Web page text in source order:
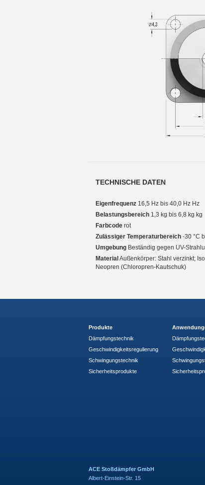
TECHNISCHE DATEN
Eigenfrequenz 16,5 Hz bis 40,0 Hz Hz
Belastungsbereich 1,3 kg bis 6,8 kg kg
Farbcode rot
Zulässiger Temperaturbereich -30 °C
Umgebung Beständig gegen UV-
Material Außenkörper: Stahl verzinkt;
Neopren (Chloropren-Kautschuk)
Produkte
Dämpfungstechnik
Geschwindigkeitsregulierung
Schwingungstechnik
Sicherheitsprodukte
ACE Stoßdämpfer GmbH
Albert-Einstein-Str. 15